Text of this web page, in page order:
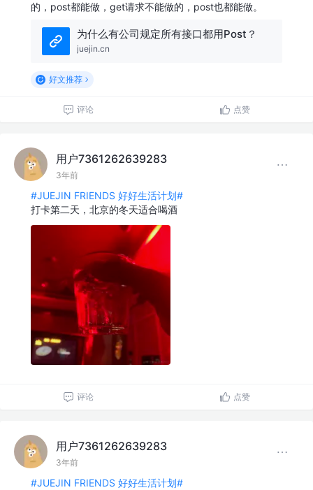
的，post都能做，get请求不能做的，post也都能做。
为什么有公司规定所有接口都用Post？
juejin.cn
好文推荐
评论 点赞
用户7361262639283
3年前
#JUEJIN FRIENDS 好好生活计划#
打卡第二天，北京的冬天适合喝酒
评论 点赞
用户7361262639283
3年前
#JUEJIN FRIENDS 好好生活计划#